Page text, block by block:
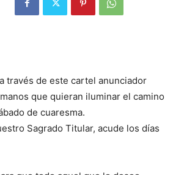
través de este cartel anunciador
que quieran iluminar el camino
de cuaresma.
Sagrado Titular, acude los días